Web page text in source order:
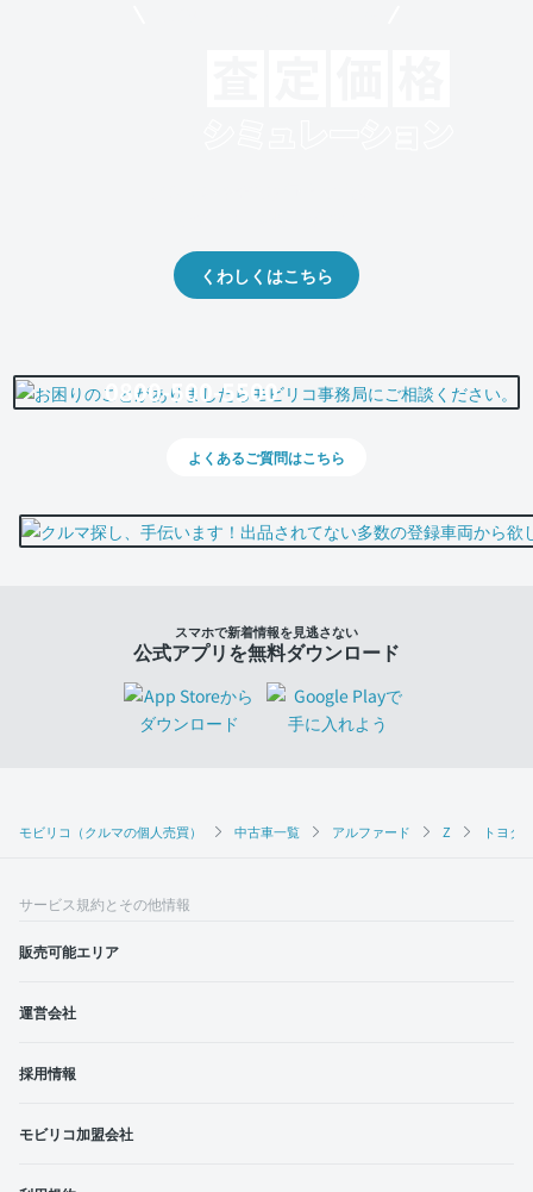
モビリコ（クルマの個人売買） 中古車一覧 アルファード Z トヨタ
くわしくはこちら
0800-500-5500
よくあるご質問はこちら
スマホで新着情報を見逃さない
公式アプリを無料ダウンロード
サービス規約とその他情報
販売可能エリア
運営会社
採用情報
モビリコ加盟会社